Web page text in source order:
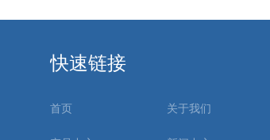
快速链接
首页 关于我们